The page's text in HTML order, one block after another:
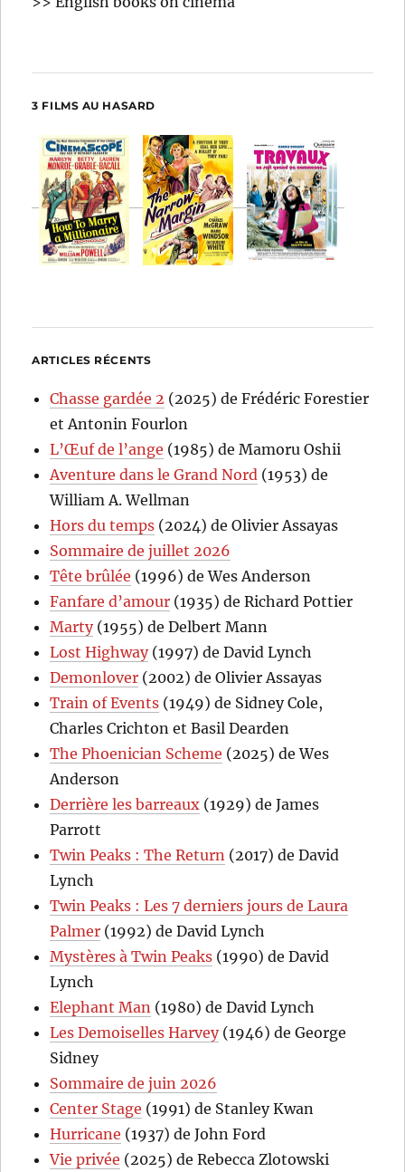
3 FILMS AU HASARD
ARTICLES RÉCENTS
Chasse gardée 2 (2025) de Frédéric Forestier
et Antonin Fourlon
L’Œuf de l’ange (1985) de Mamoru Oshii
Aventure dans le Grand Nord (1953) de
William A. Wellman
Hors du temps (2024) de Olivier Assayas
Sommaire de juillet 2026
Tête brûlée (1996) de Wes Anderson
Fanfare d’amour (1935) de Richard Pottier
Marty(1955) de Delbert Mann
Lost Highway(1997) de David Lynch
Demonlover (2002) de Olivier Assayas
Train of Events (1949) de Sidney Cole,
Charles Crichton et Basil Dearden
The Phoenician Scheme (2025) de Wes
Anderson
Derrière les barreaux (1929) de James
Parrott
Twin Peaks : The Return (2017) de David
Lynch
Twin Peaks : Les 7 derniers jours de Laura
Palmer (1992) de David Lynch
Mystères à Twin Peaks (1990) de David
Lynch
Elephant Man (1980) de David Lynch
Les Demoiselles Harvey(1946) de George
Sidney
Sommaire de juin 2026
Center Stage (1991) de Stanley Kwan
Hurricane (1937) de John Ford
Vie privée (2025) de Rebecca Zlotowski